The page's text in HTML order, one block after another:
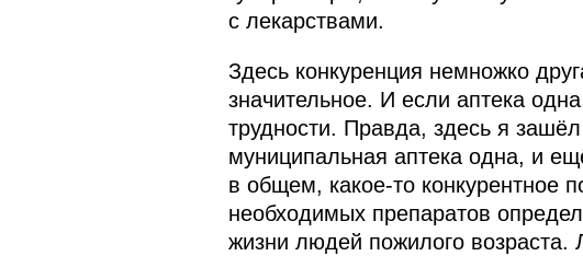
с лекарствами.
Здесь конкуренция немножко
значительное. И если аптека
трудности. Правда, здесь я
муниципальная аптека одна, и
в общем, какое‑то конкурентное
необходимых препаратов
жизни людей пожилого возраста.